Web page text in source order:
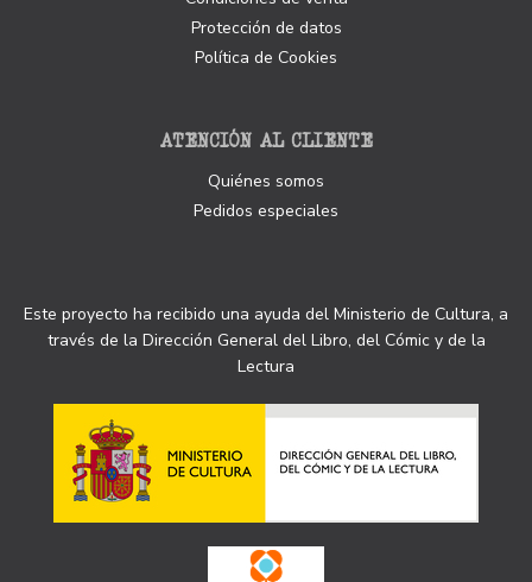
Protección de datos
Política de Cookies
ATENCIÓN AL CLIENTE
Quiénes somos
Pedidos especiales
Este proyecto ha recibido una ayuda del Ministerio de Cultura, a
través de la Dirección General del Libro, del Cómic y de la
Lectura